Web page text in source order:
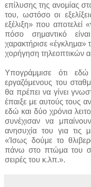
επίλυσης της ανομίας
του, ωστόσο οι
εξέλιξη» που αποτελεί
πόσο σημαντικό
χαρακτήρισε «έγκλημα»
χορήγηση τηλεοπτικών
Υπογράμμισε ότι
εργαζόμενους του
θα πρέπει να γίνει
έπαιξε με αυτούς τους
εδώ και δύο χρόνια
συνέχισαν να
ανησυχία του για τις
«Ίσως δούμε το
πάνω στο πτώμα του
σειρές του κ.λπ.».